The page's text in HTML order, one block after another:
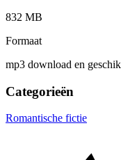
832 MB
Formaat
mp3 download en
Categorieën
Romantische fictie